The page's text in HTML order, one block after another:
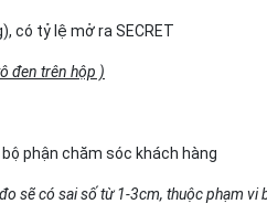
có tỷ lệ mở ra SECRET
đen trên hộp )
phận chăm sóc khách hàng
sẽ có sai số từ 1-3cm, thuộc phạm vi